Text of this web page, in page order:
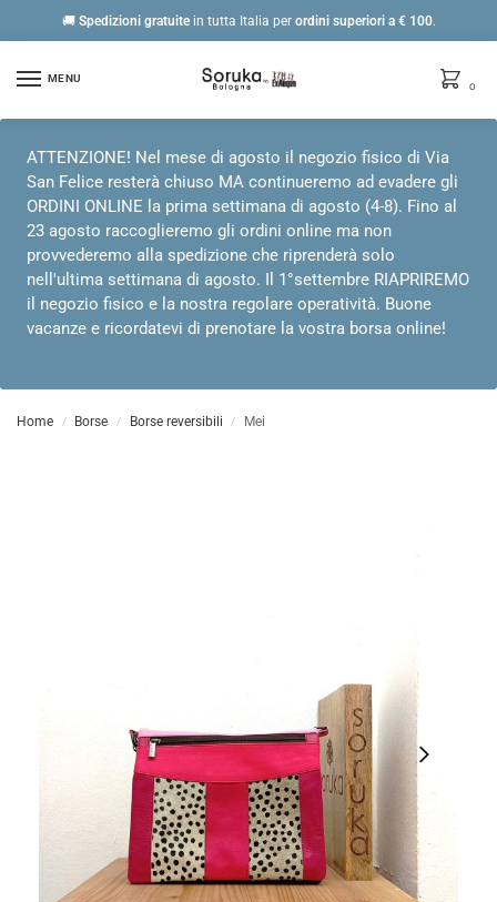
🚚 Spedizioni gratuitein tutta Italia per ordini superiori a € 100.
MENU
0
ATTENZIONE! Nel mese di agosto il negozio fisico di Via
San Felice resterà chiuso MA continueremo ad evadere gli
ORDINI ONLINE la prima settimana di agosto (4-8). Fino al
23 agosto raccoglieremo gli ordini online ma non
provvederemo alla spedizione che riprenderà solo
nell'ultima settimana di agosto. Il 1°settembre RIAPRIREMO
il negozio fisico e la nostra regolare operatività. Buone
vacanze e ricordatevi di prenotare la vostra borsa online!
Home / Borse / Borse reversibili / Mei